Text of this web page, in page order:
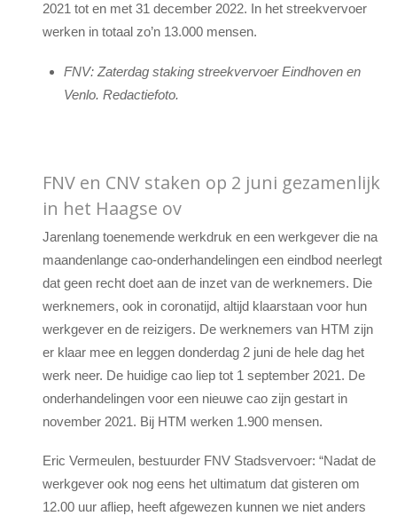
2021 tot en met 31 december 2022. In het streekvervoer
werken in totaal zo’n 13.000 mensen.
FNV: Zaterdag staking streekvervoer Eindhoven en
Venlo. Redactiefoto.
FNV en CNV staken op 2 juni gezamenlijk
in het Haagse ov
Jarenlang toenemende werkdruk en een werkgever die na
maandenlange cao-onderhandelingen een eindbod neerlegt
dat geen recht doet aan de inzet van de werknemers. Die
werknemers, ook in coronatijd, altijd klaarstaan voor hun
werkgever en de reizigers. De werknemers van HTM zijn
er klaar mee en leggen donderdag 2 juni de hele dag het
werk neer. De huidige cao liep tot 1 september 2021. De
onderhandelingen voor een nieuwe cao zijn gestart in
november 2021. Bij HTM werken 1.900 mensen.
Eric Vermeulen, bestuurder FNV Stadsvervoer: “Nadat de
werkgever ook nog eens het ultimatum dat gisteren om
12.00 uur afliep, heeft afgewezen kunnen we niet anders